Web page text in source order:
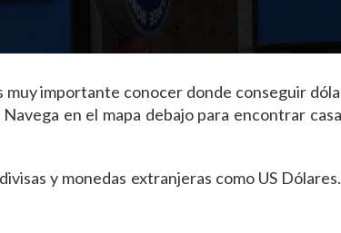
muy importante conocer donde conseguir
en el mapa debajo para encontrar
y monedas extranjeras como US